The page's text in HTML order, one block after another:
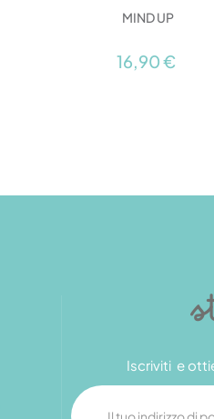
MIND UP
16,90 €
Iscriviti e